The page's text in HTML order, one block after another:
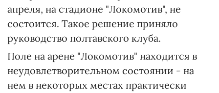
апреля, на стадионе "Локомотив", не
состоится. Такое решение приняло
руководство полтавского клуба.
Поле на арене "Локомотив" находится в
неудовлетворительном состоянии - на
нем в некоторых местах практически